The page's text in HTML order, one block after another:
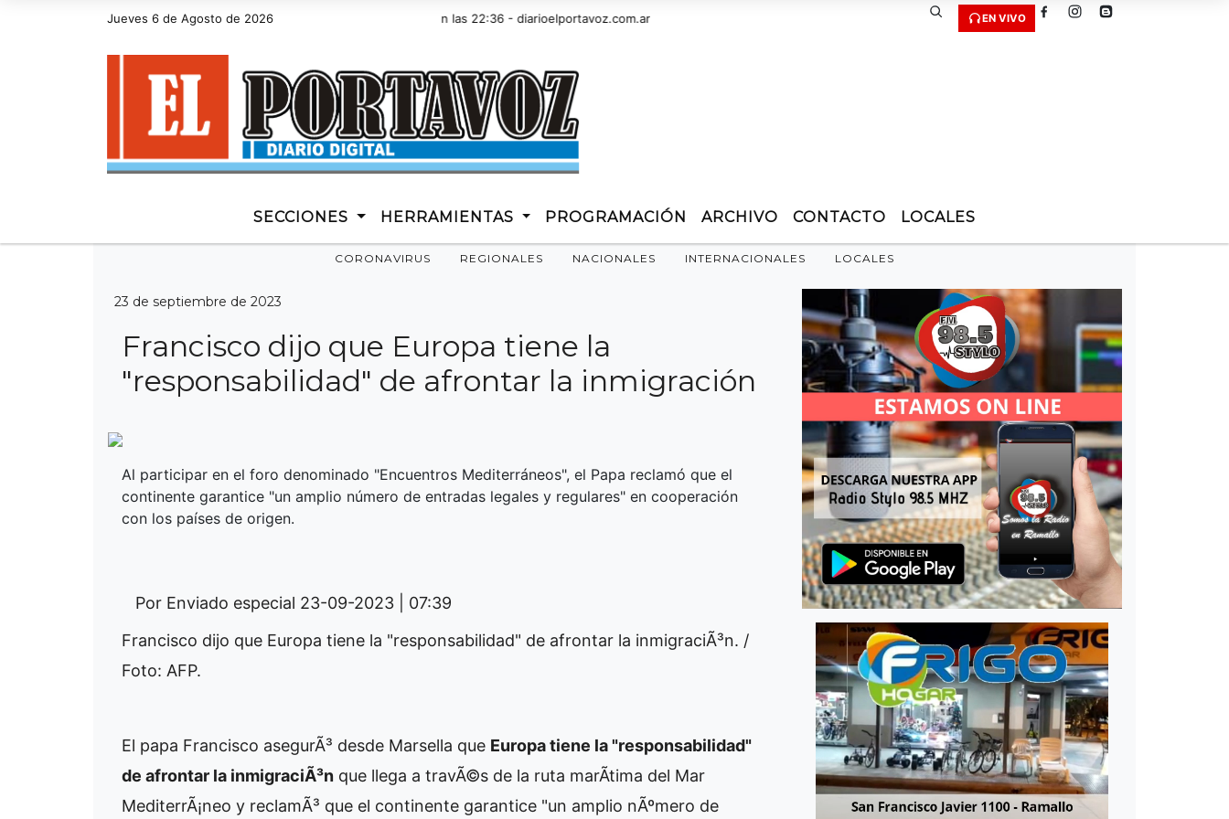
Jueves 6 de Agosto de 2026
Hoy es Jueves 6 de Agosto de 2026 y son las 22:36 - diarioelportavoz.com.ar EN VIVO
SECCIONES HERRAMIENTAS PROGRAMACIÓN ARCHIVO CONTACTO LOCALES
CORONAVIRUS REGIONALES NACIONALES INTERNACIONALES LOCALES
23 de septiembre de 2023
Francisco dijo que Europa tiene la
"responsabilidad" de afrontar la inmigración
Al participar en el foro denominado "Encuentros Mediterráneos", el Papa reclamó que el
continente garantice "un amplio número de entradas legales y regulares" en cooperación
con los países de origen.
Por Enviado especial 23-09-2023 | 07:39
Francisco dijo que Europa tiene la "responsabilidad" de afrontar la inmigraciÃ³n. /
Foto: AFP.
El papa Francisco asegurÃ³ desde Marsella que Europa tiene la "responsabilidad"
de afrontar la inmigraciÃ³n que llega a travÃ©s de la ruta marÃ­tima del Mar
MediterrÃ¡neo y reclamÃ³ que el continente garantice "un amplio nÃºmero de